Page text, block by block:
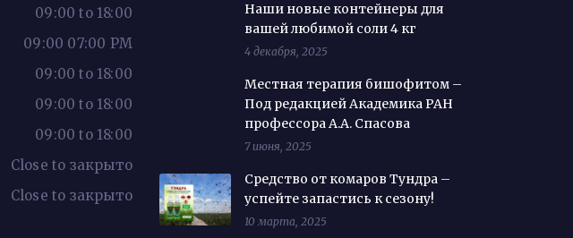
09:00 to 18:00
09:00 07:00 PM
09:00 to 18:00
09:00 to 18:00
09:00 to 18:00
Close to закрыто
Close to закрыто
Наши новые контейнеры для
вашей любимой соли 4 кг
4 декабря, 2025
Местная терапия бишофитом –
Под редакцией Академика РАН
профессора А.А. Спасова
7 июня, 2025
Средство от комаров Тундра –
успейте запастись к сезону!
10 марта, 2025